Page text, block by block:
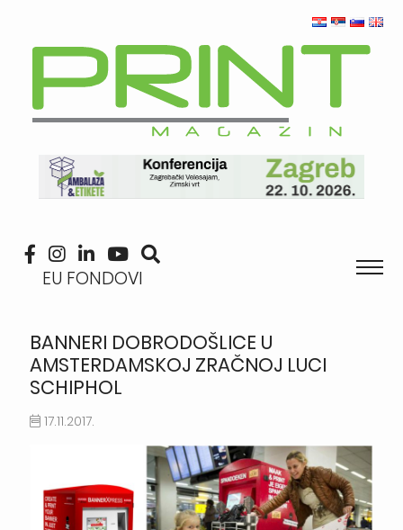
EU FONDOVI
BANNERI DOBRODOŠLICE U
AMSTERDAMSKOJ ZRAČNOJ LUCI
SCHIPHOL
17.11.2017.